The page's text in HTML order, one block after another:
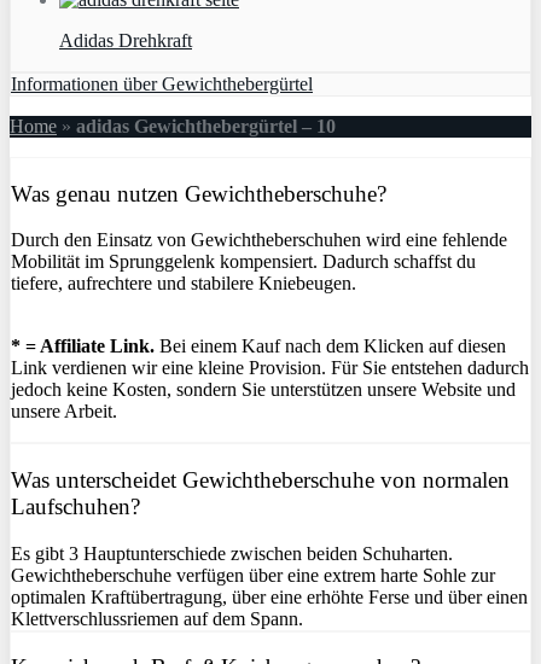
Adidas Drehkraft
Informationen über Gewichthebergürtel
Home » adidas Gewichthebergürtel – 10
Was genau nutzen Gewichtheberschuhe?
Durch den Einsatz von Gewichtheberschuhen wird eine fehlende
Mobilität im Sprunggelenk kompensiert. Dadurch schaffst du
tiefere, aufrechtere und stabilere Kniebeugen.
* = Affiliate Link. Bei einem Kauf nach dem Klicken auf diesen
Link verdienen wir eine kleine Provision. Für Sie entstehen dadurch
jedoch keine Kosten, sondern Sie unterstützen unsere Website und
unsere Arbeit.
Was unterscheidet Gewichtheberschuhe von normalen
Laufschuhen?
Es gibt 3 Hauptunterschiede zwischen beiden Schuharten.
Gewichtheberschuhe verfügen über eine extrem harte Sohle zur
optimalen Kraftübertragung, über eine erhöhte Ferse und über einen
Klettverschlussriemen auf dem Spann.